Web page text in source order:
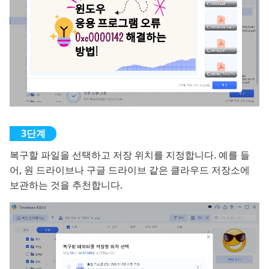
복구할 파일을 선택하고 저장 위치를 지정합니다. 예를 들
어, 원 드라이브나 구글 드라이브 같은 클라우드 저장소에
보관하는 것을 추천합니다.